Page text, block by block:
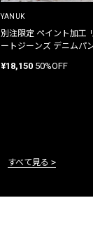
YANUK
別注限定 ペイント加工
ートジーンズ デニムパ
¥18,150 50%OFF
すべて見る